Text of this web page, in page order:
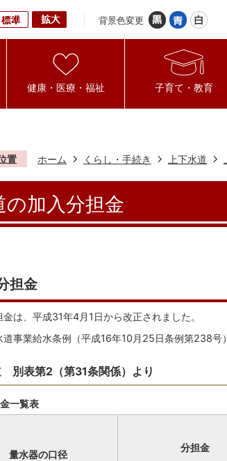
背景色変更
健康・医療・福祉 子育て・教育
置 ホーム くらし・手続き 上下水道
の加入分担金
担金
金は、平成31年4月1日から改正されました。
道事業給水条例（平成16年10月25日条例第238号）
別表第2（第31条関係）より
一覧表
量水器の口径
分担金